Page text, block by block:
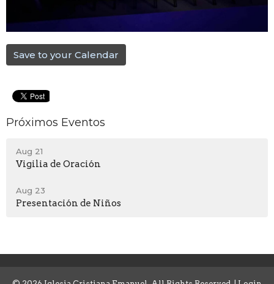
Save to your Calendar
Próximos Eventos
Aug 21
Vigilia de Oración
Aug 23
Presentación de Niños